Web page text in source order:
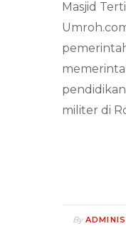
Masjid
militer di
By